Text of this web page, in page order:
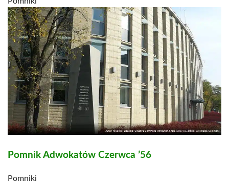
Pomnik Adwokatów Czerwca ’56
Pomniki